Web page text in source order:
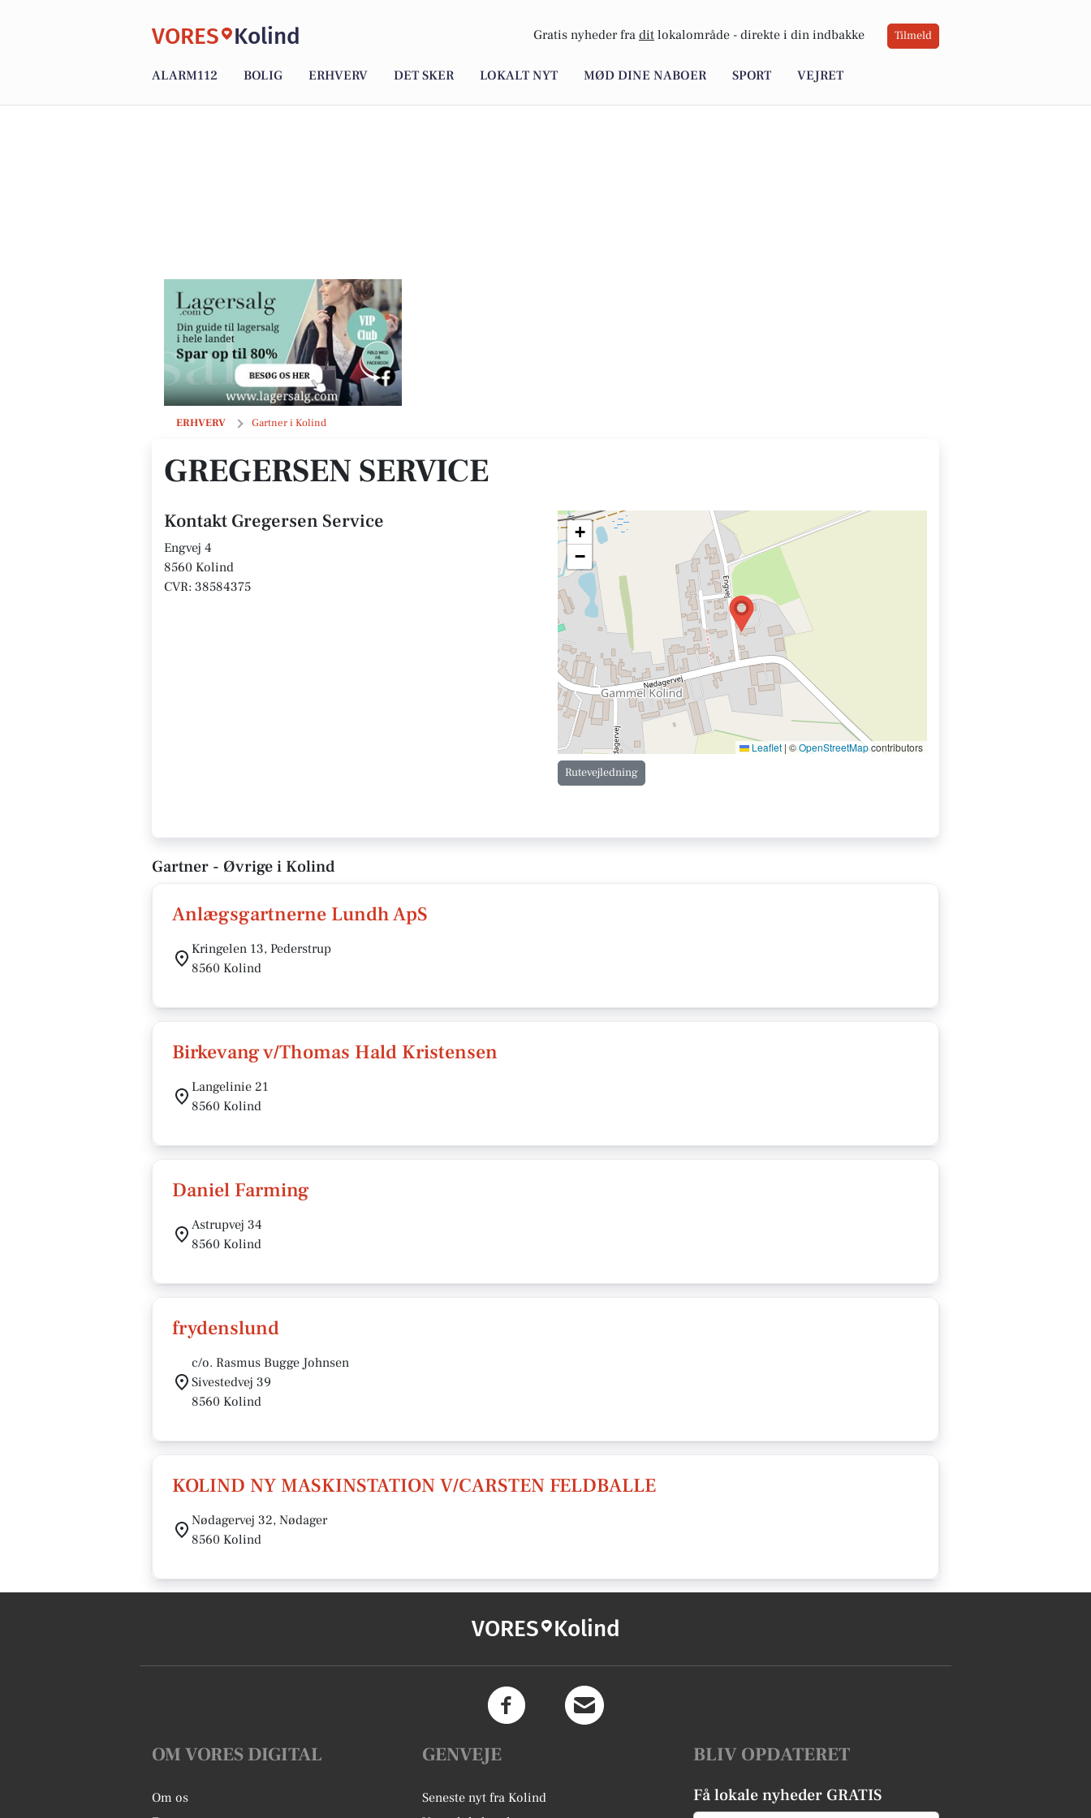
VORES Kolind Gratis nyheder fra dit lokalområde - direkte i din indbakke Tilmeld
ALARM112 BOLIG ERHVERV DET SKER LOKALT NYT MØD DINE NABOER SPORT VEJRET
ERHVERV Gartner i Kolind
Gregersen Service
GREGERSEN SERVICE
Kontakt Gregersen Service
Engvej 4
8560 Kolind
CVR: 38584375
+
−
Leaflet | ©OpenStreetMapcontributors
Rutevejledning
Gartner - Øvrige i Kolind
Anlægsgartnerne Lundh ApS
Kringelen 13, Pederstrup
8560 Kolind
Birkevang v/Thomas Hald Kristensen
Langelinie 21
8560 Kolind
Daniel Farming
Astrupvej 34
8560 Kolind
frydenslund
c/o. Rasmus Bugge Johnsen
Sivestedvej 39
8560 Kolind
KOLIND NY MASKINSTATION V/CARSTEN FELDBALLE
Nødagervej 32, Nødager
8560 Kolind
VORES Kolind
OM VORES DIGITAL
Om os
GENVEJE
Seneste nyt fra Kolind
BLIV OPDATERET
Få lokale nyheder GRATIS